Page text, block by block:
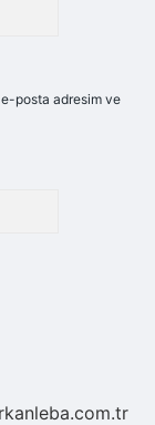
e-posta adresim ve